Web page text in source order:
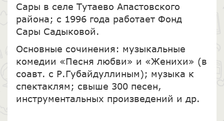
Сары в селе Тутаево Апастовского
района; с 1996 года работает Фонд
Сары Садыковой.
Основные сочинения: музыкальные
комедии «Песня любви» и «Женихи» (в
соавт. с Р.Губайдуллиным); музыка к
спектаклям; свыше 300 песен,
инструментальных произведений и др.